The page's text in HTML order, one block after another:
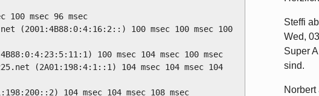
Steffi
Wed,
Super
sind.
Norbert